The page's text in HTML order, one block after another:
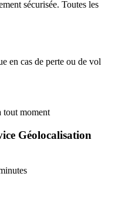
sécurisée. Toutes les
en cas de perte ou de vol
moment
Géolocalisation